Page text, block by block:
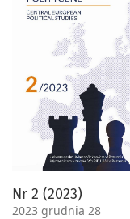
Nr 2 (2023)
2023 grudnia 28